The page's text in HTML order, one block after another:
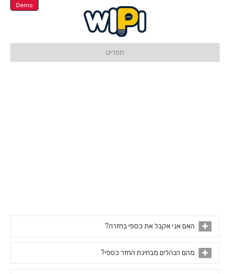
Demo
תפריט
האם אני אקבל את כספי בחזרה?
מהם הנהלים מבחינת החזר כספי?